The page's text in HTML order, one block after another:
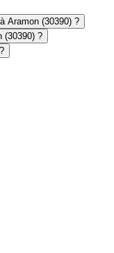
Aramon (30390) ?
(30390) ?